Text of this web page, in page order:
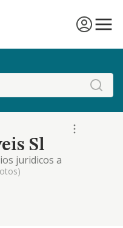
Sl
juridicos a
asi como la
de los asuntos
civil mercantil,